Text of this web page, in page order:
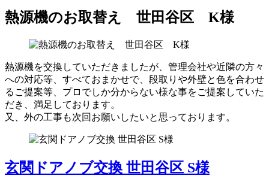
熱源機のお取替え 世田谷区 K様
熱源機を交換していただきましたが、管理会社や近隣の方々
への対応等、すべておまかせで、段取りや外壁と色を合わせ
るご提案等、プロでしか分からない様な事をご提案していた
だき、満足しております。
又、外の工事も次回お願いしたいと思っております。
玄関ドアノブ交換 世田谷区 S様